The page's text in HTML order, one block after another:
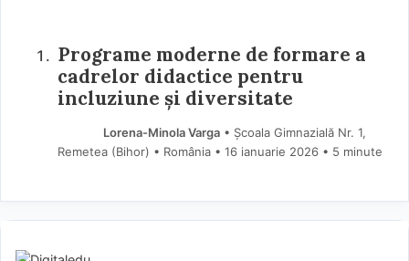
Programe moderne de formare a
cadrelor didactice pentru
incluziune și diversitate
Lorena-Minola Varga• Școala Gimnazială Nr. 1,
Remetea (Bihor) • România
16 ianuarie 2026 • 5 minute